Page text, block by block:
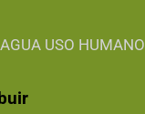
USO HUMANO